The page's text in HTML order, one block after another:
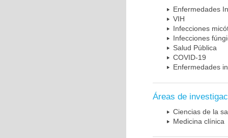
Enfermedades
VIH
Infecciones
Infecciones
Salud Pública
COVID-19
Enfermedades
Áreas de
Ciencias de la
Medicina clínica